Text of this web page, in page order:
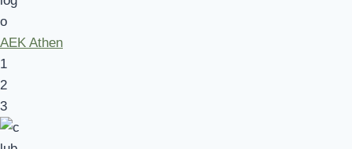
AEK Athen
1
2
3